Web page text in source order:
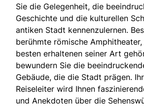
Sie die Gelegenheit, die
Geschichte und die kulturellen
antiken Stadt kennenzulernen.
berühmte römische
besten erhaltenen seiner Art
bewundern Sie die
Gebäude, die die Stadt prägen.
Reiseleiter wird Ihnen
und Anekdoten über die